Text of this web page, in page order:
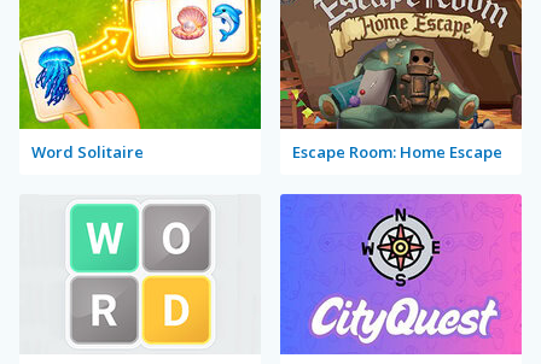
Word Solitaire Escape Room: Home Escape